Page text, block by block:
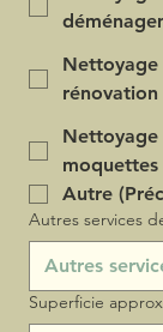
Nettoyage
rénovation
moquettes
Autre
Autres services
Superficie